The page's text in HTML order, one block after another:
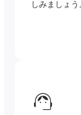
しみましょう